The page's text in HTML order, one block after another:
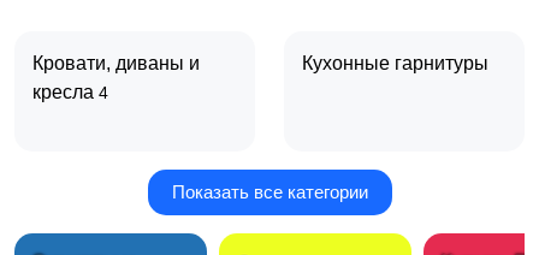
Кровати, диваны и
кресла 4
Кухонные гарнитуры
Столы и стулья 1
Шкафы, комоды и
стеллажи2
Показать все категории